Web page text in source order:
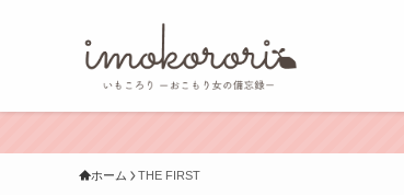
ホーム THE FIRST